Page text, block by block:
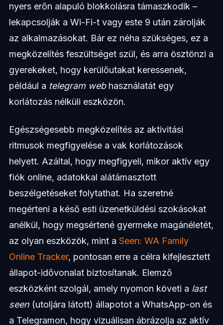
nyers erőn alapuló blokkolásra támaszkodik –
lekapcsolják a Wi-Fi-t vagy este 9 után zárolják
az alkalmazásokat. Bár ez néha szükséges, ez a
megközelítés feszültséget szül, és arra ösztönzi a
gyerekeket, hogy kerülőutakat keressenek,
például a telegram webhasználatát egy
korlátozás nélküli eszközön.
Egészségesebb megközelítés az aktivitási
ritmusok megfigyelése a vak korlátozások
helyett. Azáltal, hogy megfigyeli, mikor aktív egy
fiók online, adatokkal alátámasztott
beszélgetéseket folytathat. Ha szeretné
megérteni a késő esti üzenetküldési szokásokat
anélkül, hogy megsértené gyermeke magánéletét,
az olyan eszközök, mint a Seen: WA Family
Online Tracker, pontosan erre a célra kifejlesztett
állapot-idővonalat biztosítanak. Elemző
eszközként szolgál, amely nyomon követi a last
seen(utoljára látott) állapotot a WhatsApp-on és
a Telegramon, hogy vizuálisan ábrázolja az aktív